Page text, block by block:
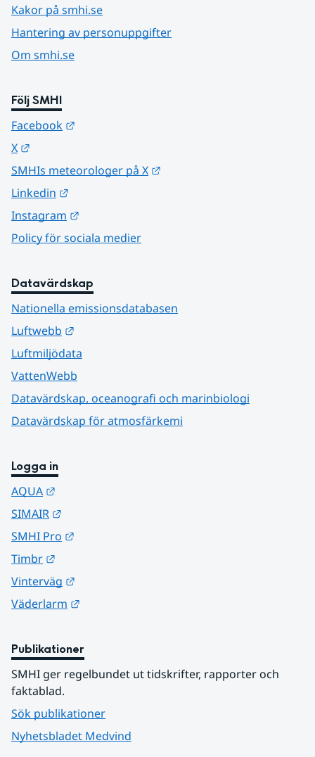
Kakor på smhi.se
Hantering av personuppgifter
Om smhi.se
Följ SMHI
Facebook
X
SMHIs meteorologer på X
Linkedin
Instagram
Policy för sociala medier
Datavärdskap
Nationella emissionsdatabasen
Luftwebb
Luftmiljödata
VattenWebb
Datavärdskap, oceanografi och marinbiologi
Datavärdskap för atmosfärkemi
Logga in
AQUA
SIMAIR
SMHI Pro
Timbr
Vinterväg
Väderlarm
Publikationer
SMHI ger regelbundet ut tidskrifter, rapporter och
faktablad.
Sök publikationer
Nyhetsbladet Medvind